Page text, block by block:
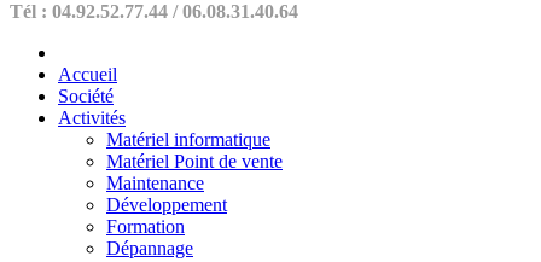
Tél : 04.92.52.77.44 / 06.08.31.40.64
Accueil
Société
Activités
Matériel informatique
Matériel Point de vente
Maintenance
Développement
Formation
Dépannage